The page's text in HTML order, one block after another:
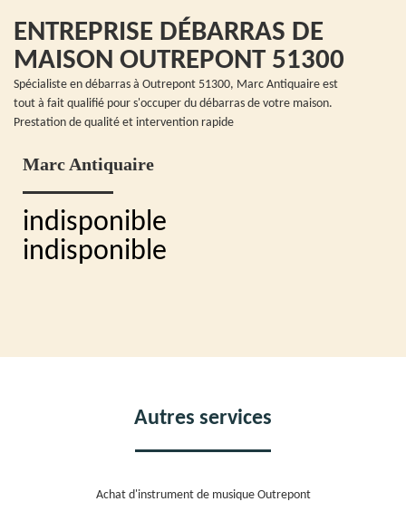
ENTREPRISE DÉBARRAS DE
MAISON OUTREPONT 51300
Spécialiste en débarras à Outrepont 51300, Marc Antiquaire est
tout à fait qualifié pour s'occuper du débarras de votre maison.
Prestation de qualité et intervention rapide
Marc Antiquaire
indisponible
indisponible
Autres services
Achat d'instrument de musique Outrepont